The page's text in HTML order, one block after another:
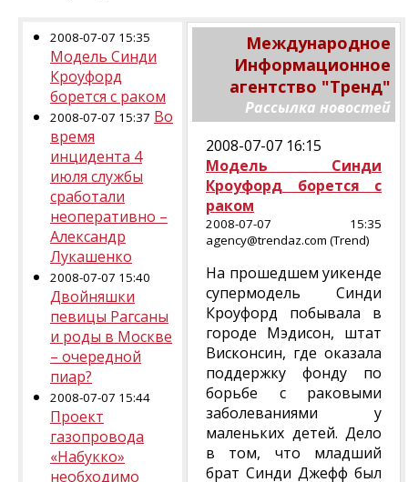
2008-07-07 15:35
Модель Синди
Кроуфорд
борется с раком
2008-07-07 15:37 Во
время
инцидента 4
июля службы
сработали
неоперативно –
Александр
Лукашенко
2008-07-07 15:40
Двойняшки
певицы Рагсаны
и роды в Москве
– очередной
пиар?
2008-07-07 15:44
Проект
газопровода
«Набукко»
необходимо
Международное
Информационное
агентство "Тренд"
Рассылка новостей
2008-07-07 16:15
Модель Синди
Кроуфорд борется с
раком
2008-07-07 15:35
agency@trendaz.com (Trend)
На прошедшем уикенде
супермодель Синди
Кроуфорд побывала в
городе Мэдисон, штат
Висконсин, где оказала
поддержку фонду по
борьбе с раковыми
заболеваниями у
маленьких детей. Дело
в том, что младший
брат Синди Джефф был